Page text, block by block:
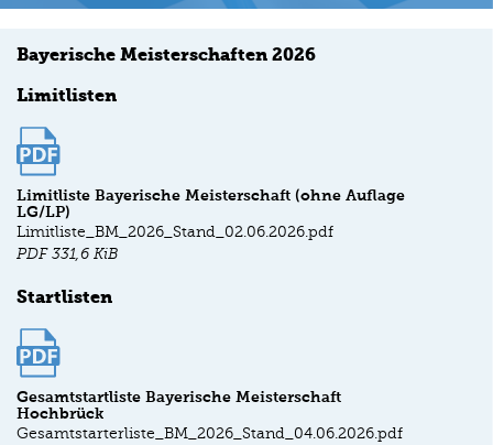
Bayerische Meisterschaften 2026
Limitlisten
Limitliste Bayerische Meisterschaft (ohne Auflage
LG/LP)
Limitliste_BM_2026_Stand_02.06.2026.pdf
PDF 331,6 KiB
Startlisten
Gesamtstartliste Bayerische Meisterschaft
Hochbrück
Gesamtstarterliste_BM_2026_Stand_04.06.2026.pdf